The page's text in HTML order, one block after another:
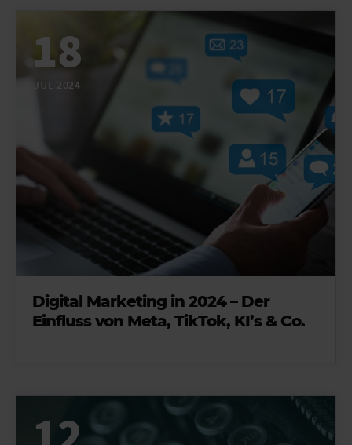
18
JUL 2024
Digital Marketing in 2024 – Der
Einfluss von Meta, TikTok, KI’s & Co.